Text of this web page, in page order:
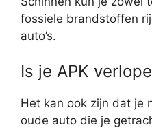
fossiele brandstoffen
auto’s.
Is je APK
Het kan ook zijn dat je
oude auto die je